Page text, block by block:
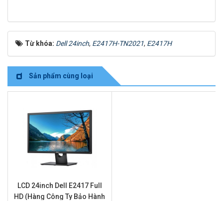
Từ khóa: Dell 24inch, E2417H-TN2021, E2417H
Sản phẩm cùng loại
LCD 24inch Dell E2417 Full
HD (Hàng Công Ty Bảo Hành